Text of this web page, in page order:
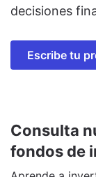
decisiones
Escribe tu
Consulta
fondos de